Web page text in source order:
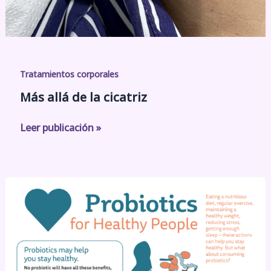
Tratamientos corporales
Más allá de la cicatriz
Leer publicación »
la
salud
intestinal
influir
en